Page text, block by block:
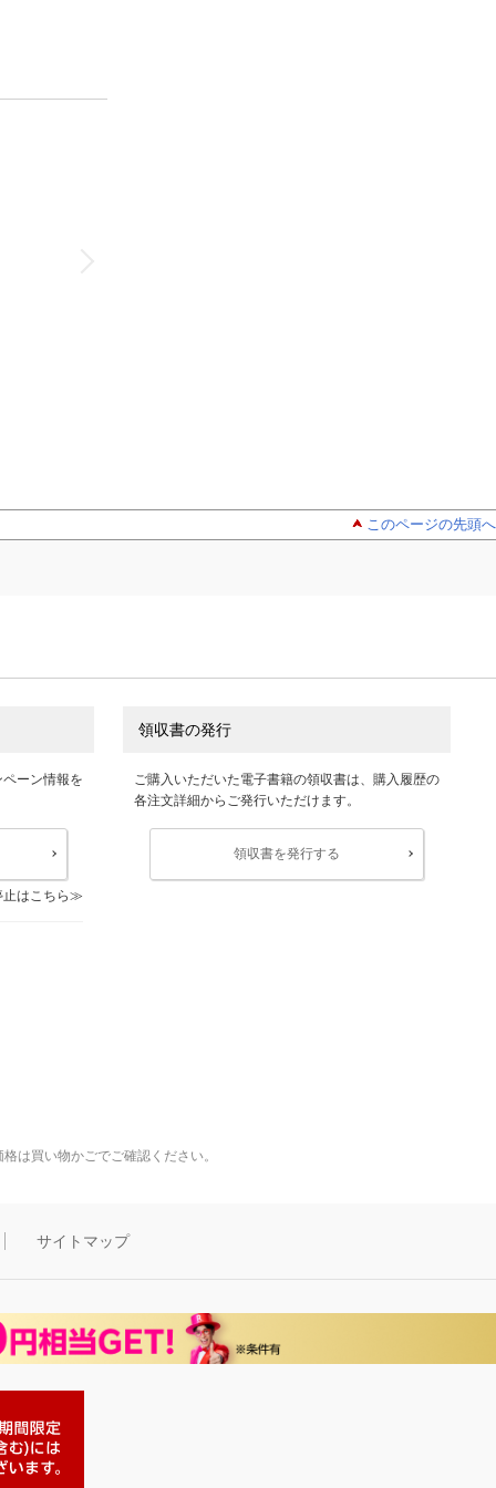
このページの先頭へ
ーン情報を
はこちら
領収書の発行
ご購入いただいた電子書籍の領収書は、購入履歴の
各注文詳細からご発行いただけます。
領収書を発行する
は買い物かごでご確認ください。
サイトマップ